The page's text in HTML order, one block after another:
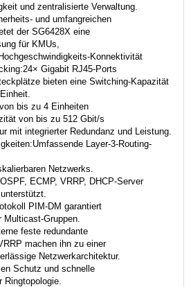
und zentralisierte Verwaltung.
und umfangreichen
der SG6428X eine
für KMUs,
Konnektivität
Gigabit RJ45-Ports
bieten eine Switching-Kapazität
bis zu 4 Einheiten
von bis zu 512 Gbit/s
mit integrierter Redundanz und Leistung.
Layer-3-Routing-
Netzwerks.
ECMP, VRRP, DHCP-Server
PIM-DM garantiert
Gruppen.
feste redundante
machen ihn zu einer
Netzwerkarchitektur.
Schutz und schnelle
Ringtopologie.